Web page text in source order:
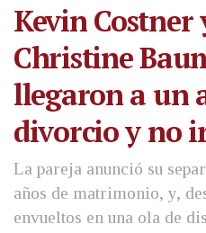
Kevin Costner
Christine
llegaron a un
divorcio y no
La pareja anunció su
años de matrimonio, y,
envueltos en una ola de